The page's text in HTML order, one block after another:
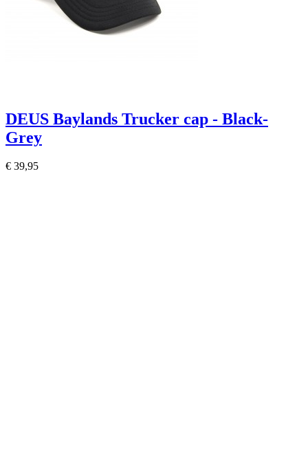
DEUS Baylands Trucker cap - Black-
Grey
€ 39,95